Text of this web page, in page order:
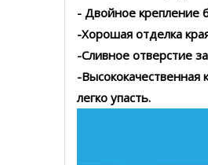
- Двойное крепление
-Хорошая отделка
-Сливное отверстие
-Высококачественная
легко упасть.